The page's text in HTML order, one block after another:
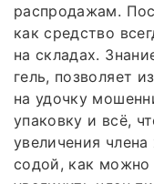
распродажам.
как средство
на складах.
гель, позволяет
на удочку
упаковку и всё,
увеличения
содой, как можно